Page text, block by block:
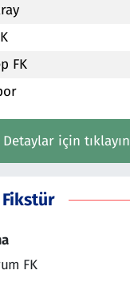
FK
Detaylar için tıklayın
FK